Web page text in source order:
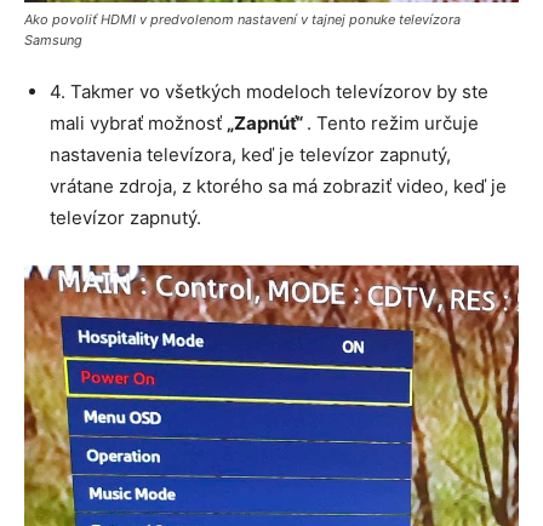
Ako povoliť HDMI v predvolenom nastavení v tajnej ponuke televízora
Samsung
4. Takmer vo všetkých modeloch televízorov by ste
mali vybrať možnosť „Zapnúť“ . Tento režim určuje
nastavenia televízora, keď je televízor zapnutý,
vrátane zdroja, z ktorého sa má zobraziť video, keď je
televízor zapnutý.